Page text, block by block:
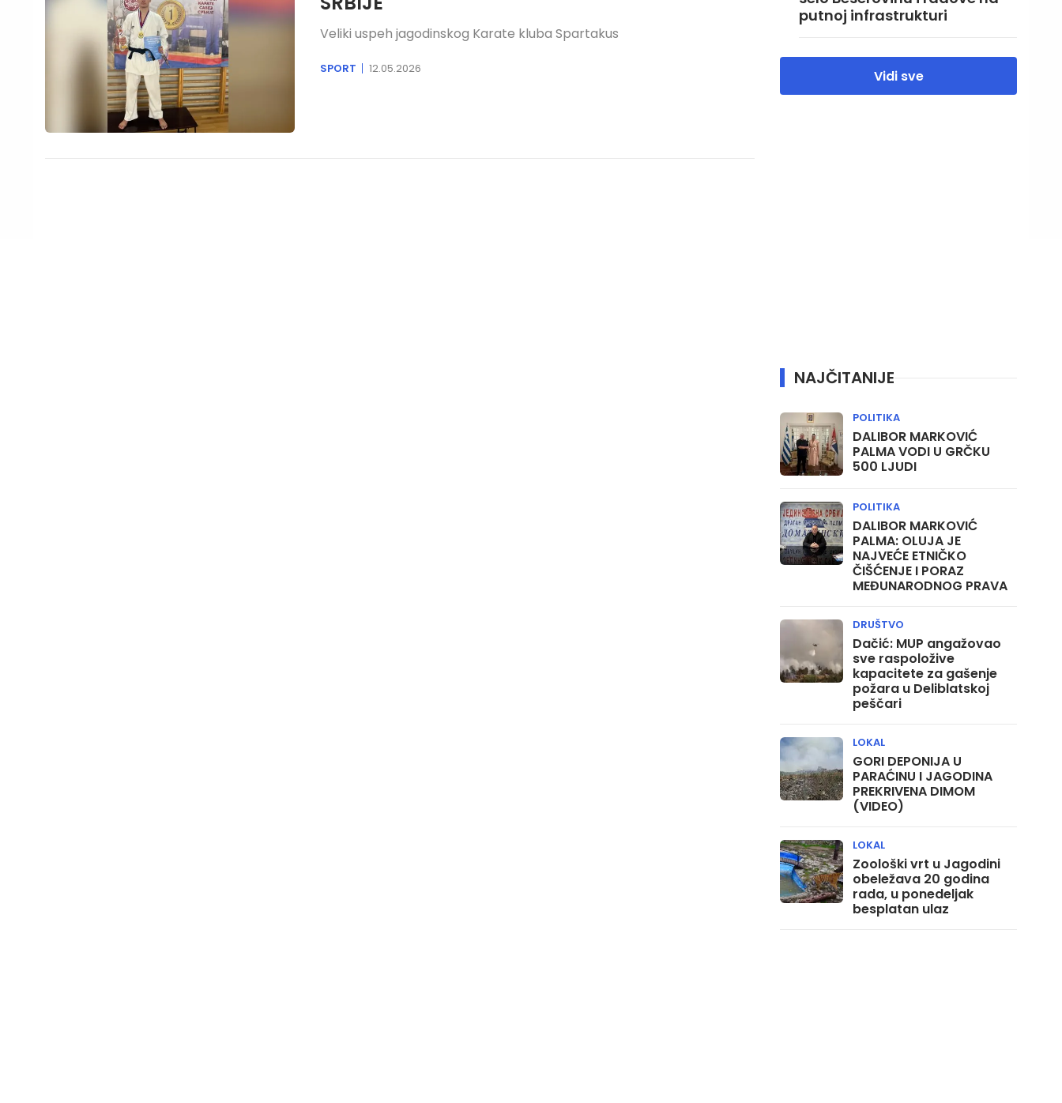
Veliki uspeh jagodinskog Karate kluba Spartakus
SPORT 12.05.2026
putnoj infrastrukturi
Vidi sve
NAJČITANIJE
DALIBOR MARKOVIĆ
PALMA VODI U GRČKU
500 LJUDI
POLITIKA
DALIBOR MARKOVIĆ
PALMA: OLUJA JE
NAJVEĆE ETNIČKO
ČIŠĆENJE I PORAZ
MEĐUNARODNOG PRAVA
POLITIKA
Dačić: MUP angažovao
sve raspoložive
kapacitete za gašenje
požara u Deliblatskoj
peščari
DRUŠTVO
GORI DEPONIJA U
PARAĆINU I JAGODINA
PREKRIVENA DIMOM
(VIDEO)
LOKAL
Zoološki vrt u Jagodini
obeležava 20 godina
rada, u ponedeljak
besplatan ulaz
LOKAL